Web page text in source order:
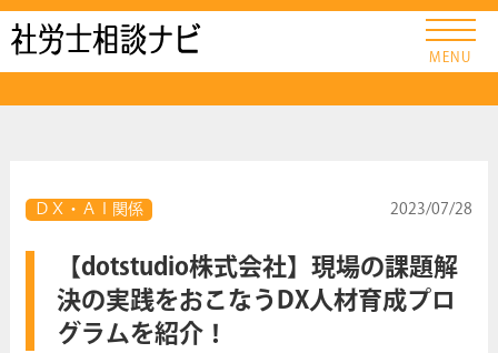
MENU
ＤＸ・ＡＩ関係 2023/07/28
【dotstudio株式会社】現場の課題解
決の実践をおこなうDX人材育成プロ
グラムを紹介！